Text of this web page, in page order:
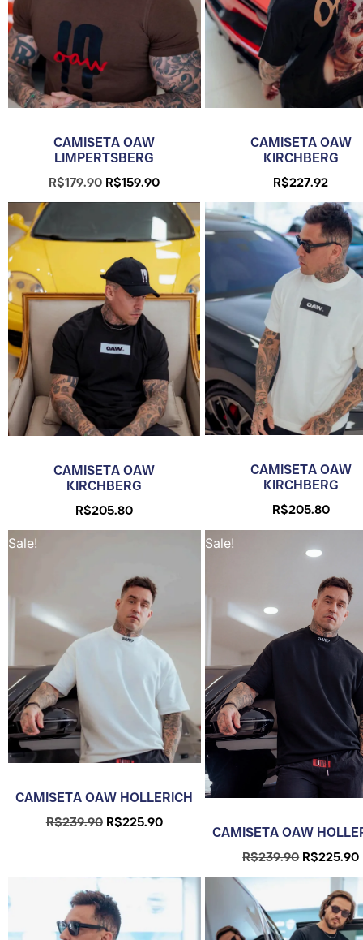
CAMISETA OAW
LIMPERTSBERG
R$179.90 R$159.90
CAMISETA OAW
KIRCHBERG
R$227.92
CAMISETA OAW
KIRCHBERG
R$205.80
CAMISETA OAW
KIRCHBERG
R$205.80
Sale!
CAMISETA OAW HOLLERICH
R$239.90 R$225.90
Sale!
CAMISETA OAW
R$239.90 R$225.90